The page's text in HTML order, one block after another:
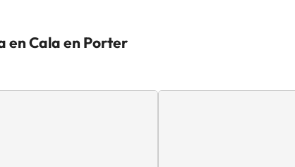
en Cala en Porter